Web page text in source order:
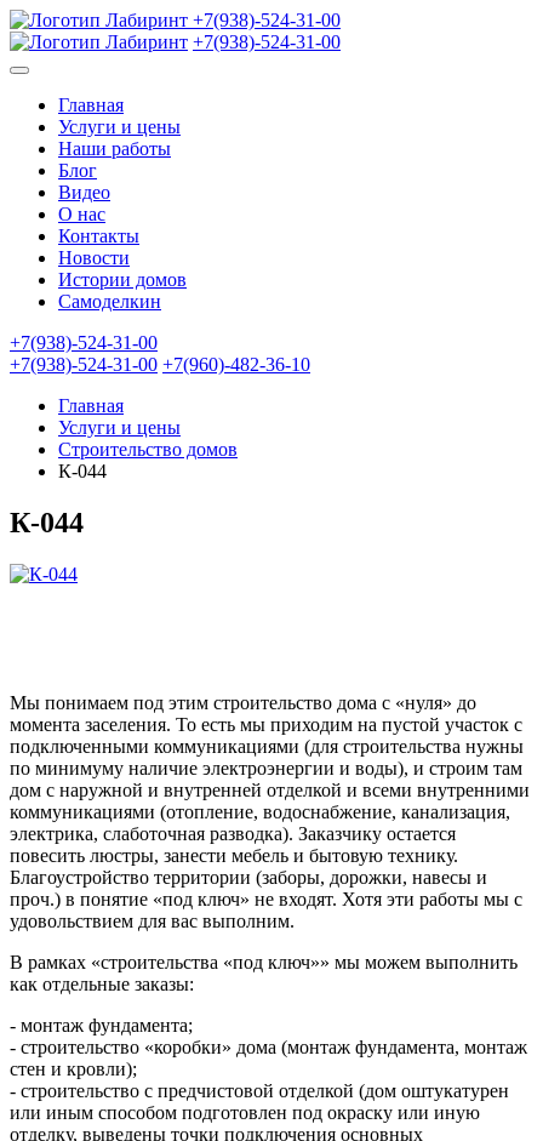
+7(938)-524-31-00
+7(938)-524-31-00
Главная
Услуги и цены
Наши работы
Блог
Видео
О нас
Контакты
Новости
Истории домов
Самоделкин
+7(938)-524-31-00
+7(938)-524-31-00 +7(960)-482-36-10
Главная
Услуги и цены
Строительство домов
К-044
К-044
Мы понимаем под этим строительство дома с «нуля» до
момента заселения. То есть мы приходим на пустой участок с
подключенными коммуникациями (для строительства нужны
по минимуму наличие электроэнергии и воды), и строим там
дом с наружной и внутренней отделкой и всеми внутренними
коммуникациями (отопление, водоснабжение, канализация,
электрика, слаботочная разводка). Заказчику остается
повесить люстры, занести мебель и бытовую технику.
Благоустройство территории (заборы, дорожки, навесы и
проч.) в понятие «под ключ» не входят. Хотя эти работы мы с
удовольствием для вас выполним.
В рамках «строительства «под ключ»» мы можем выполнить
как отдельные заказы:
- монтаж фундамента;
- строительство «коробки» дома (монтаж фундамента, монтаж
стен и кровли);
- строительство с предчистовой отделкой (дом оштукатурен
или иным способом подготовлен под окраску или иную
отделку, выведены точки подключения основных